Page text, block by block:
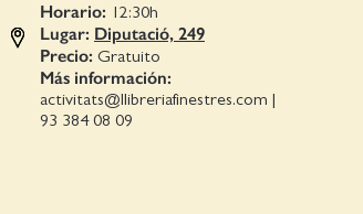
Horario: 12:30h
Lugar: Diputació, 249
Precio: Gratuito
Más información:
activitats@llibreriafinestres.com |
93 384 08 09